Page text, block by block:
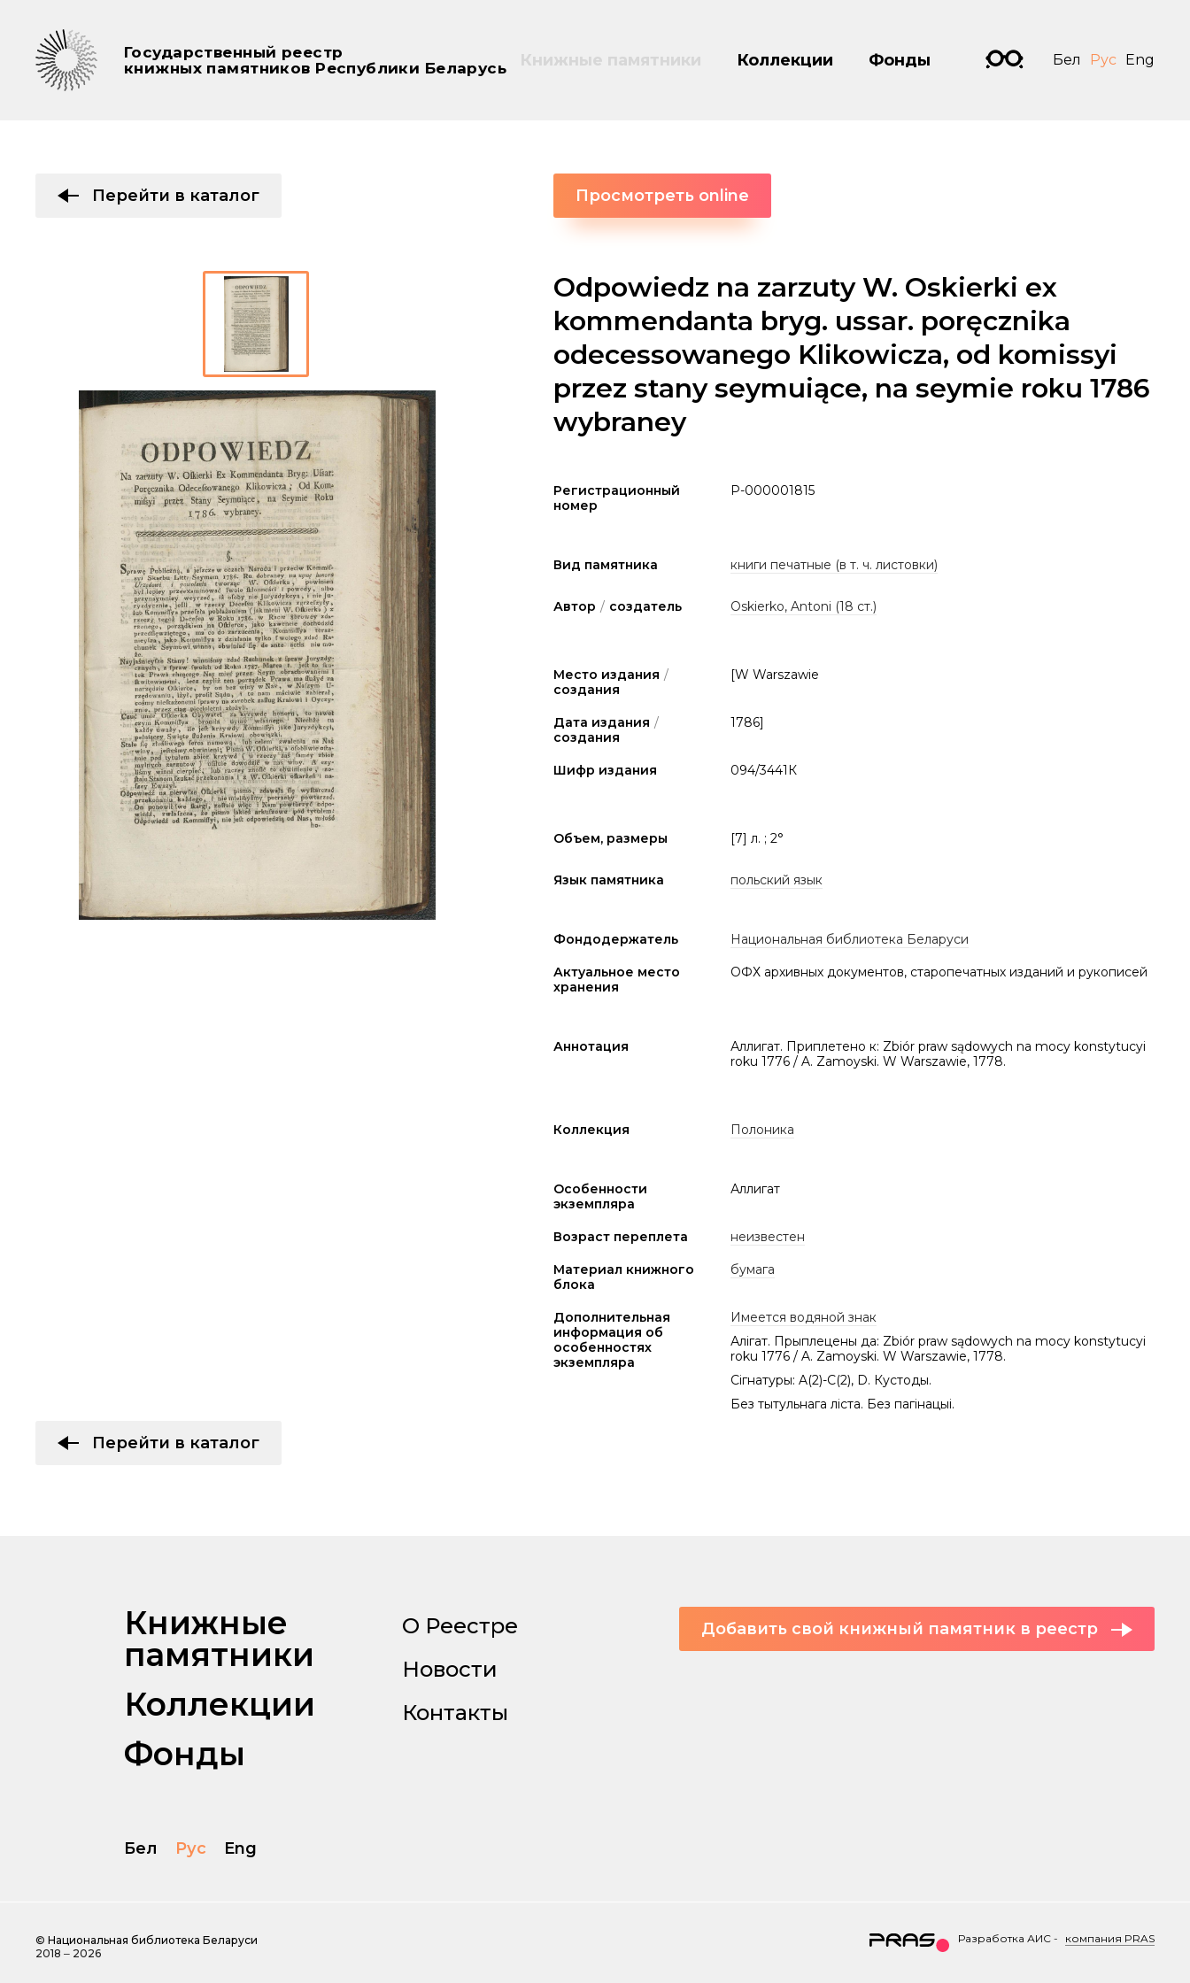
Государственный реестр
книжных памятников Республики Беларусь
Книжные памятники Коллекции Фонды Бел Рус Eng
Перейти в каталог
Перейти в каталог
Просмотреть online
Odpowiedz na zarzuty W. Oskierki ex
kommendanta bryg. ussar. poręcznika
odecessowanego Klikowicza, od komissyi
przez stany seymuiące, na seymie roku 1786
wybraney
Регистрационный
номер
P-000001815
Вид памятника книги печатные (в т. ч. листовки)
Автор / создатель Oskierko, Antoni (18 ст.)
Место издания /
создания
[W Warszawie
Дата издания /
создания
1786]
Шифр издания 094/3441К
Объем, размеры [7] л. ; 2°
Язык памятника польский язык
Фондодержатель Национальная библиотека Беларуси
Актуальное место
хранения
ОФХ архивных документов, старопечатных изданий и рукописей
Аннотация
Аллигат. Приплетено к: Zbiór praw sądowych na mocy konstytucyi
roku 1776 / A. Zamoyski. W Warszawie, 1778.
Коллекция Полоника
Особенности
экземпляра
Аллигат
Возраст переплета неизвестен
Материал книжного
блока
бумага
Дополнительная
информация об
особенностях
экземпляра
Имеется водяной знак
Алігат. Прыплецены да: Zbiór praw sądowych na mocy konstytucyi
roku 1776 / A. Zamoyski. W Warszawie, 1778.
Сігнатуры: A(2)-C(2), D. Кустоды.
Без тытульнага ліста. Без пагінацыі.
Книжные
памятники
Коллекции
Фонды
Бел Рус Eng
О Реестре
Новости
Контакты
Добавить свой книжный памятник в реестр
© Национальная библиотека Беларуси
2018 ‒ 2026
Разработка АИС - компания PRAS